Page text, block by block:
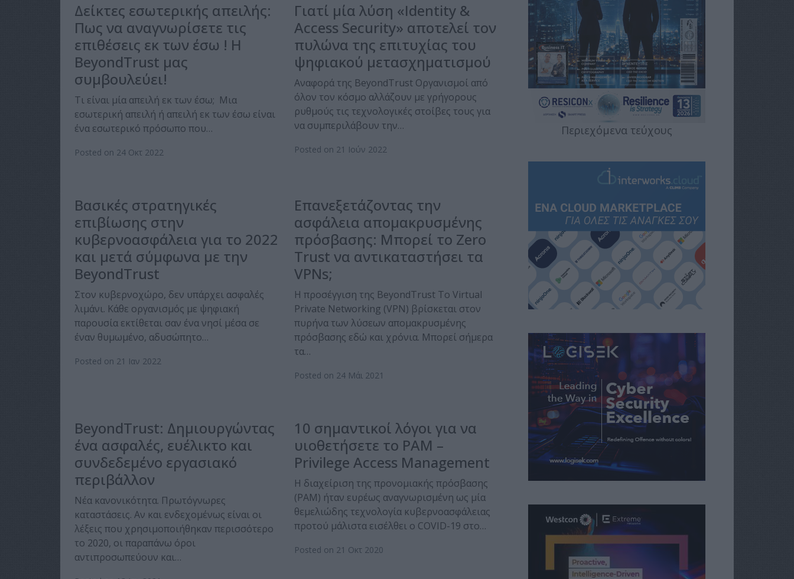
Δείκτες εσωτερικής απειλής:
Πως να αναγνωρίσετε τις
επιθέσεις εκ των έσω ! Η
BeyondTrust μας
συμβουλεύει!
Τι είναι μία απειλή εκ των έσω; Μια
εσωτερική απειλή ή απειλή εκ των έσω είναι
ένα εσωτερικό πρόσωπο που…
Posted on 24 Οκτ 2022
Γιατί μία λύση «Identity &
Access Security» αποτελεί τον
πυλώνα της επιτυχίας του
ψηφιακού μετασχηματισμού
Αναφορά της BeyondTrust Οργανισμοί από
όλον τον κόσμο αλλάζουν με γρήγορους
ρυθμούς τις τεχνολογικές στοίβες τους για
να συμπεριλάβουν την…
Posted on 21 Ιούν 2022
Βασικές στρατηγικές
επιβίωσης στην
κυβερνοασφάλεια για το 2022
και μετά σύμφωνα με την
BeyondTrust
Στον κυβερνοχώρο, δεν υπάρχει ασφαλές
λιμάνι. Κάθε οργανισμός με ψηφιακή
παρουσία εκτίθεται σαν ένα νησί μέσα σε
έναν θυμωμένο, αδυσώπητο…
Posted on 21 Ιαν 2022
Επανεξετάζοντας την
ασφάλεια απομακρυσμένης
πρόσβασης: Μπορεί το Zero
Trust να αντικαταστήσει τα
VPNs;
H προσέγγιση της BeyondTrust Το Virtual
Private Networking (VPN) βρίσκεται στον
πυρήνα των λύσεων απομακρυσμένης
πρόσβασης εδώ και χρόνια. Μπορεί σήμερα
τα…
Posted on 24 Μάι 2021
BeyondTrust: Δημιουργώντας
ένα ασφαλές, ευέλικτο και
συνδεδεμένο εργασιακό
περιβάλλον
Νέα κανονικότητα. Πρωτόγνωρες
καταστάσεις. Αν και ενδεχομένως είναι οι
λέξεις που χρησιμοποιήθηκαν περισσότερο
το 2020, οι παραπάνω όροι
αντιπροσωπεύουν και…
10 σημαντικοί λόγοι για να
υιοθετήσετε το PAM –
Privilege Access Management
Η διαχείριση της προνομιακής πρόσβασης
(PAM) ήταν ευρέως αναγνωρισμένη ως μία
θεμελιώδης τεχνολογία κυβερνοασφάλειας
προτού μάλιστα εισέλθει ο COVID-19 στο…
Posted on 21 Οκτ 2020
Περιεχόμενα τεύχους